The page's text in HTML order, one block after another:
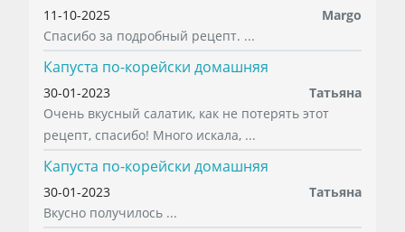
11-10-2025
Margo
Спасибо за подробный рецепт. ...
Капуста по-корейски домашняя
30-01-2023
Татьяна
Очень вкусный салатик, как не потерять этот
рецепт, спасибо! Много искала, ...
Капуста по-корейски домашняя
30-01-2023
Татьяна
Вкусно получилось ...